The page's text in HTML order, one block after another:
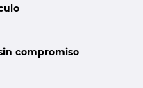
compromiso